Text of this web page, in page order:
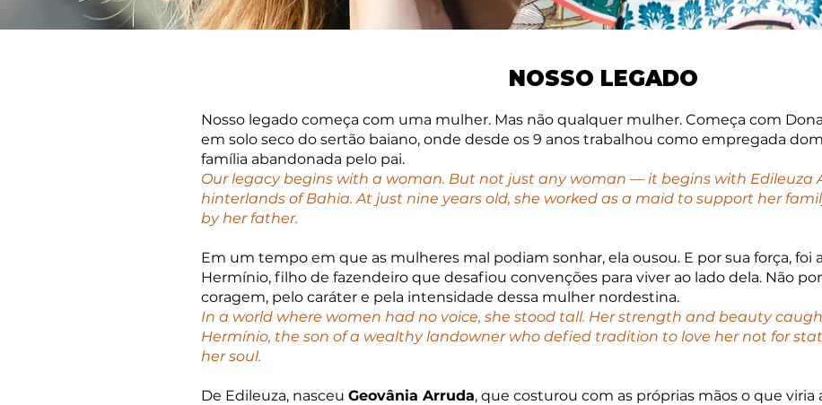
NOSSO LEGADO
Nosso legado começa com uma mulher. Mas não qualquer mulher. Começa com
em solo seco do sertão baiano, onde desde os 9 anos trabalhou como empregada
família abandonada pelo pai.
Our legacy begins with a woman. But not just any woman — it begins with Edileuza
hinterlands of Bahia. At just nine years old, she worked as a maid to support her
by her father.
Em um tempo em que as mulheres mal podiam sonhar, ela ousou. E por sua força, foi
Hermínio, filho de fazendeiro que desafiou convenções para viver ao lado dela. Não
coragem, pelo caráter e pela intensidade dessa mulher nordestina.
In a world where women had no voice, she stood tall. Her strength and beauty
Hermínio, the son of a wealthy landowner who defied tradition to love her not for
her soul.
De Edileuza, nasceu Geovânia Arruda, que costurou com as próprias mãos o que viria